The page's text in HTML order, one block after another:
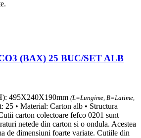
(BAX) 25 BUC/SET ALB
495X240X190mm (L=Lungime, B=Latime,
25 • Material: Carton alb • Structura
carton colectoare fefco 0201 sunt
netede din carton si o ondula. Acestea
de dimensiuni foarte variate. Cutiile din